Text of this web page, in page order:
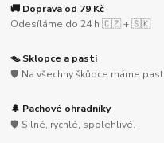
🚚 Doprava od 79 Kč
Odesíláme do 24 h 🇨🇿 + 🇸🇰
🪤 Sklopce a pasti
🛡️ Na všechny škůdce máme past
🌲 Pachové ohradníky
🛡️ Silné, rychlé, spolehlivé.